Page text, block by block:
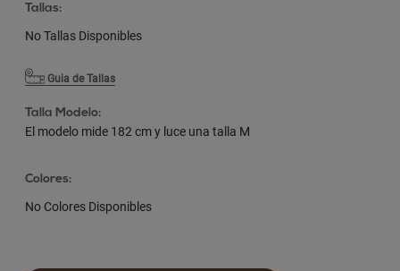
Tallas:
No Tallas Disponibles
Guia de Tallas
Talla Modelo:
El modelo mide 182 cm y luce una talla M
Colores:
No Colores Disponibles